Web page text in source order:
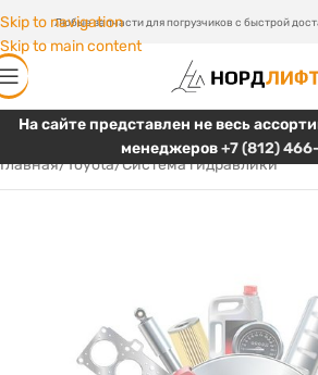
Skip to navigation
Skip to main content
Любые запчасти для погрузчиков с быстрой
На сайте представлен не весь
менеджеров+7 (812)
Главная/Toyota/Система гидравлики